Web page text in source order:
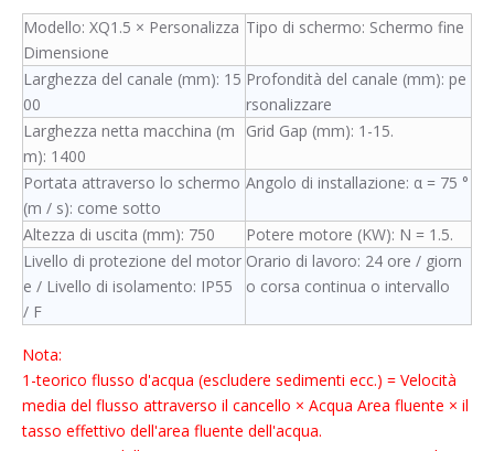
Modello: XQ1.5 × Personalizza
Dimensione
Tipo di schermo: Schermo fine
Larghezza del canale (mm): 15
00
Profondità del canale (mm): pe
rsonalizzare
Larghezza netta macchina (m
m): 1400
Grid Gap (mm): 1-15.
Portata attraverso lo schermo
(m / s): come sotto
Angolo di installazione: α = 75 °
Altezza di uscita (mm): 750
Potere motore (KW): N = 1.5.
Livello di protezione del motor
e / Livello di isolamento: IP55
/ F
Orario di lavoro: 24 ore / giorn
o corsa continua o intervallo
Nota:
1-teorico flusso d'acqua (escludere sedimenti ecc.) = Velocità
media del flusso attraverso il cancello × Acqua Area fluente × il
tasso effettivo dell'area fluente dell'acqua.